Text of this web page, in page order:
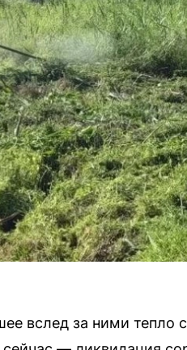
вслед за ними тепло